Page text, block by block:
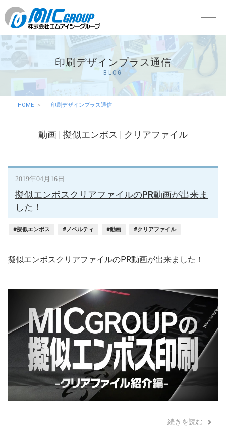
印刷デザインプラス通信
BLOG
HOME 印刷デザインプラス通信
動画 | 擬似エンボス | クリアファイル
2019年04月16日
擬似エンボスクリアファイルのPR動画が出来ま
した！
#擬似エンボス #ノベルティ #動画 #クリアファイル
擬似エンボスクリアファイルのPR動画が出来ました！
続きを読む